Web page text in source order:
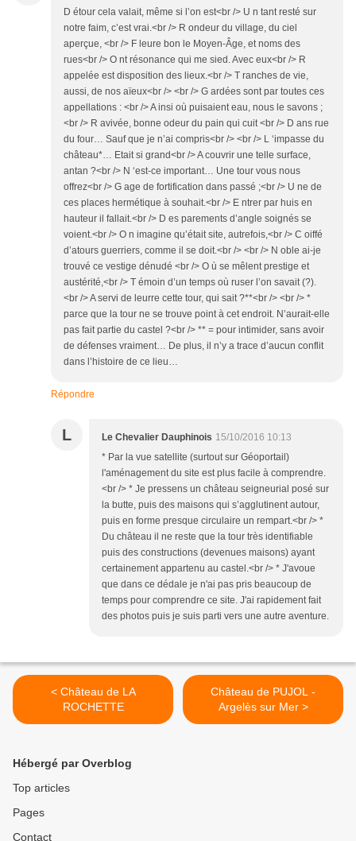
D étour cela valait, même si l’on est<br /> U n tant resté sur
notre faim, c’est vrai.<br /> R ondeur du village, du ciel
aperçue, <br /> F leure bon le Moyen-Âge, et noms des
rues<br /> O nt résonance qui me sied. Avec eux<br /> R
appelée est disposition des lieux.<br /> T ranches de vie,
aussi, de nos aïeux<br /> <br /> G ardées sont par toutes ces
appellations : <br /> A insi où puisaient eau, nous le savons ;
<br /> R avivée, bonne odeur du pain qui cuit <br /> D ans rue
du four… Sauf que je n’ai compris<br /> <br /> L ‘impasse du
château*… Etait si grand<br /> A couvrir une telle surface,
antan ?<br /> N ‘est-ce important… Une tour vous nous
offrez<br /> G age de fortification dans passé ;<br /> U ne de
ces places hermétique à souhait.<br /> E ntrer par huis en
hauteur il fallait.<br /> D es parements d’angle soignés se
voient.<br /> O n imagine qu’était site, autrefois,<br /> C oiffé
d’atours guerriers, comme il se doit.<br /> <br /> N oble ai-je
trouvé ce vestige dénudé <br /> O ù se mêlent prestige et
austérité,<br /> T émoin d’un temps où ruser l’on savait (?).
<br /> A servi de leurre cette tour, qui sait ?**<br /> <br /> *
parce que la tour ne se trouve point à cet endroit. N’aurait-elle
pas fait partie du castel ?<br /> ** = pour intimider, sans avoir
de défenses vraiment… De plus, il n’y a trace d’aucun conflit
dans l’histoire de ce lieu…
Répondre
L Le Chevalier Dauphinois 15/10/2016 10:13
* Par la vue satellite (surtout sur Géoportail)
l'aménagement du site est plus facile à comprendre.
<br /> * Je pressens un château seigneurial posé sur
la butte, puis des maisons qui s’agglutinent autour,
puis en forme presque circulaire un rempart.<br /> *
Du château il ne reste que la tour très identifiable
puis des constructions (devenues maisons) ayant
certainement appartenu au castel.<br /> * J'avoue
que dans ce dédale je n'ai pas pris beaucoup de
temps pour comprendre ce site. J'ai rapidement fait
des photos puis je suis parti vers une autre aventure.
< Château de LA
ROCHETTE
Château de PUJOL -
Argelès sur Mer >
Hébergé par Overblog
Top articles
Pages
Contact